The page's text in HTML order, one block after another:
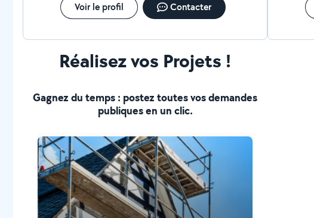
Voir le profil Contacter
Réalisez vos Projets !
Gagnez du temps : postez toutes vos demandes
publiques en un clic.